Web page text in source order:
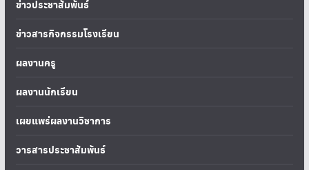
ข่าวประชาสัมพันธ์
ข่าวสารกิจกรรมโรงเรียน
ผลงานครู
ผลงานนักเรียน
เผยแพร่ผลงานวิชาการ
วารสารประชาสัมพันธ์